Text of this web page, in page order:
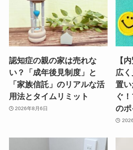
認知症の親の家は売れな
い？「成年後見制度」と
「家族信託」のリアルな活
用法とタイムリミット
2026年8月6日
【
広
置
ぐ
のポ